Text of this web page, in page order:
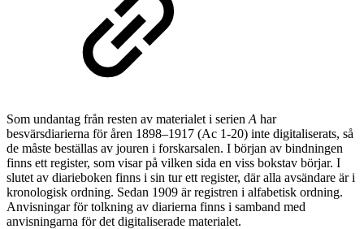
Som undantag från resten av materialet i serien A har
besvärsdiarierna för åren 1898–1917 (Ac 1-20) inte digitaliserats, så
de måste beställas av jouren i forskarsalen. I början av bindningen
finns ett register, som visar på vilken sida en viss bokstav börjar. I
slutet av diarieboken finns i sin tur ett register, där alla avsändare är i
kronologisk ordning. Sedan 1909 är registren i alfabetisk ordning.
Anvisningar för tolkning av diarierna finns i samband med
anvisningarna för det digitaliserade materialet.